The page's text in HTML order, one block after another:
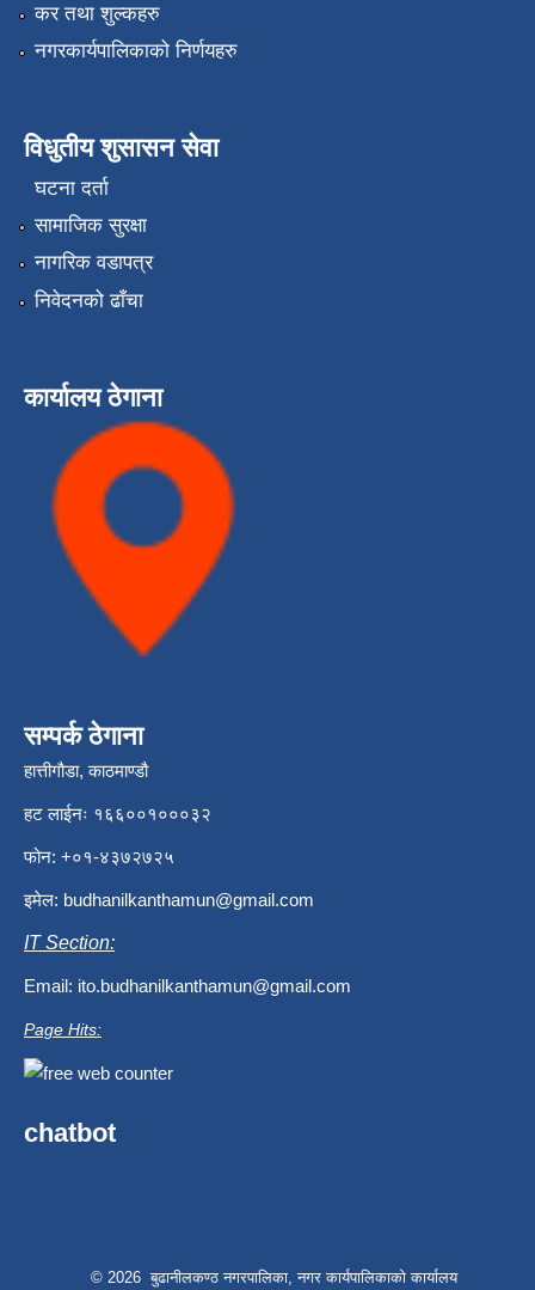
कर तथा शुल्कहरु
नगरकार्यपालिकाको निर्णयहरु
विधुतीय शुसासन सेवा
घटना दर्ता
सामाजिक सुरक्षा
नागरिक वडापत्र
निवेदनको ढाँचा
कार्यालय ठेगाना
सम्पर्क ठेगाना
हात्तीगौडा, काठमाण्डौ
हट लाईनः १६६००१०००३२
फोन: +०१-४३७२७२५
इमेल: budhanilkanthamun@gmail.com
IT Section:
Email: ito.budhanilkanthamun@gmail.com
Page Hits:
chatbot
© 2026 बुढानीलकण्ठ नगरपालिका, नगर कार्यपालिकाको कार्यालय